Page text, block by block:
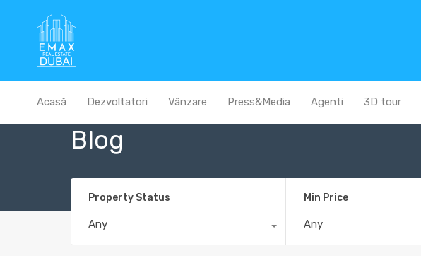
Acasă Dezvoltatori Vânzare Press&Media Agenti 3D tour
Blog
Property Status
Any
Min Price
Any